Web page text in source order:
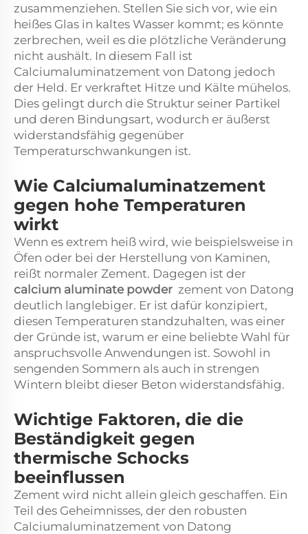
zusammenziehen. Stellen Sie sich vor, wie ein
heißes Glas in kaltes Wasser kommt; es könnte
zerbrechen, weil es die plötzliche Veränderung
nicht aushält. In diesem Fall ist
Calciumaluminatzement von Datong jedoch
der Held. Er verkraftet Hitze und Kälte mühelos.
Dies gelingt durch die Struktur seiner Partikel
und deren Bindungsart, wodurch er äußerst
widerstandsfähig gegenüber
Temperaturschwankungen ist.
Wie Calciumaluminatzement
gegen hohe Temperaturen
wirkt
Wenn es extrem heiß wird, wie beispielsweise in
Öfen oder bei der Herstellung von Kaminen,
reißt normaler Zement. Dagegen ist der
calcium aluminate powder zement von Datong
deutlich langlebiger. Er ist dafür konzipiert,
diesen Temperaturen standzuhalten, was einer
der Gründe ist, warum er eine beliebte Wahl für
anspruchsvolle Anwendungen ist. Sowohl in
sengenden Sommern als auch in strengen
Wintern bleibt dieser Beton widerstandsfähig.
Wichtige Faktoren, die die
Beständigkeit gegen
thermische Schocks
beeinflussen
Zement wird nicht allein gleich geschaffen. Ein
Teil des Geheimnisses, der den robusten
Calciumaluminatzement von Datong